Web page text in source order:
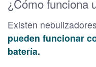
¿Cómo funciona
Existen
pueden funcionar
batería.